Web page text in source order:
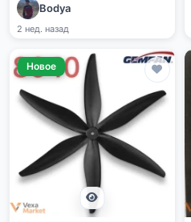
Bodya
2 нед. назад
Новое